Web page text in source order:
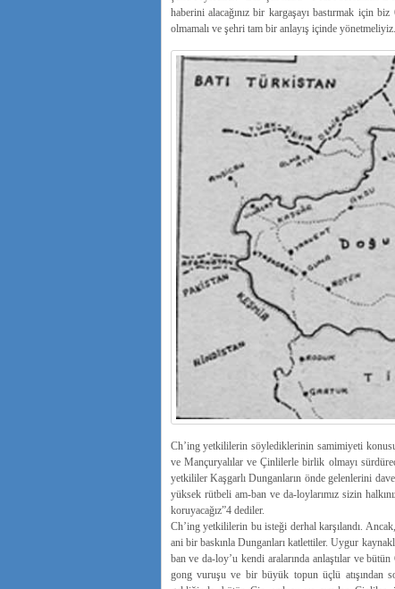
haberini alacağınız bir kargaşayı bastırmak için
olmamalı ve şehri tam bir anlayış içinde
Ch’ing yetkililerin söylediklerinin samimiyeti
ve Mançuryalılar ve Çinlilerle birlik olmayı
yetkililer Kaşgarlı Dunganların önde gelenlerini
yüksek rütbeli am-ban ve da-loylarımız sizin
koruyacağız”4 dediler.
Ch’ing yetkililerin bu isteği derhal karşılandı.
ani bir baskınla Dunganları katlettiler. Uygur
ban ve da-loy’u kendi aralarında anlaştılar ve
gong vuruşu ve bir büyük topun üçlü atışından